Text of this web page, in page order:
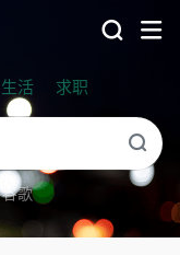
生活 求职
谷歌